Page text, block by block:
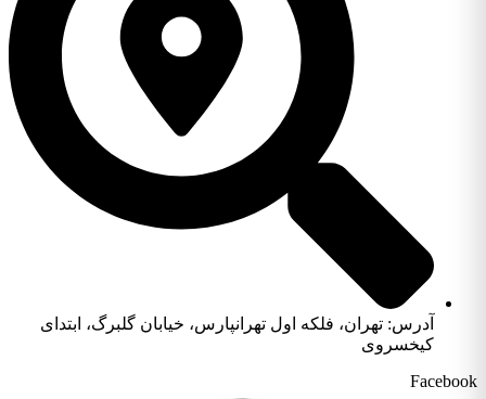
آدرس: تهران، فلکه اول تهرانپارس، خیابان گلبرگ، ابتدای
کیخسروی
Facebook